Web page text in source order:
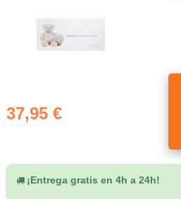
37,95 €
¡Entrega gratis en 4h a 24h!